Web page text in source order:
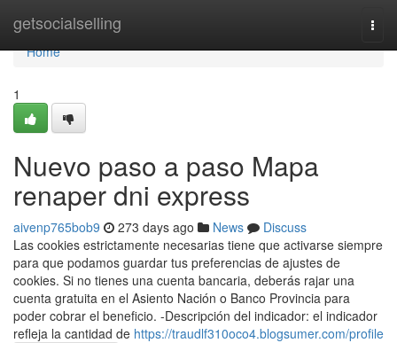
getsocialselling
Home
Home
1
Nuevo paso a paso Mapa
renaper dni express
aivenp765bob9 273 days ago News
Discuss
Las cookies estrictamente necesarias tiene que activarse siempre
para que podamos guardar tus preferencias de ajustes de
cookies. Si no​ tienes una cuenta bancaria, deberás rajar una
cuenta ​gratuita en el Asiento Nación o Banco Provincia para
poder cobrar el beneficio. -Descripción del indicador: el indicador
refleja la cantidad de https://traudlf310oco4.blogsumer.com/profile